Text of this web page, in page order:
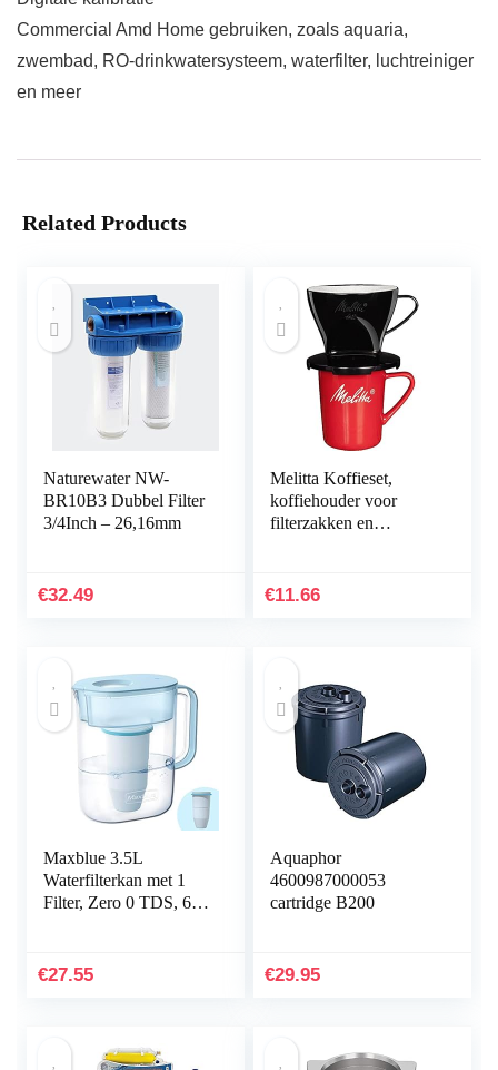
Commercial Amd Home gebruiken, zoals aquaria,
zwembad, RO-drinkwatersysteem, waterfilter, luchtreiniger
en meer
Related Products
Naturewater NW-
BR10B3 Dubbel Filter
3/4Inch – 26,16mm
€32.49
Melitta Koffieset,
koffiehouder voor
filterzakken en
standaard, kunststof en
€11.66
Maxblue 3.5L
Waterfilterkan met 1
Filter, Zero 0 TDS, 6-
Fluoride, Chloor en
€27.55
Aquaphor
4600987000053
cartridge B200
€29.95